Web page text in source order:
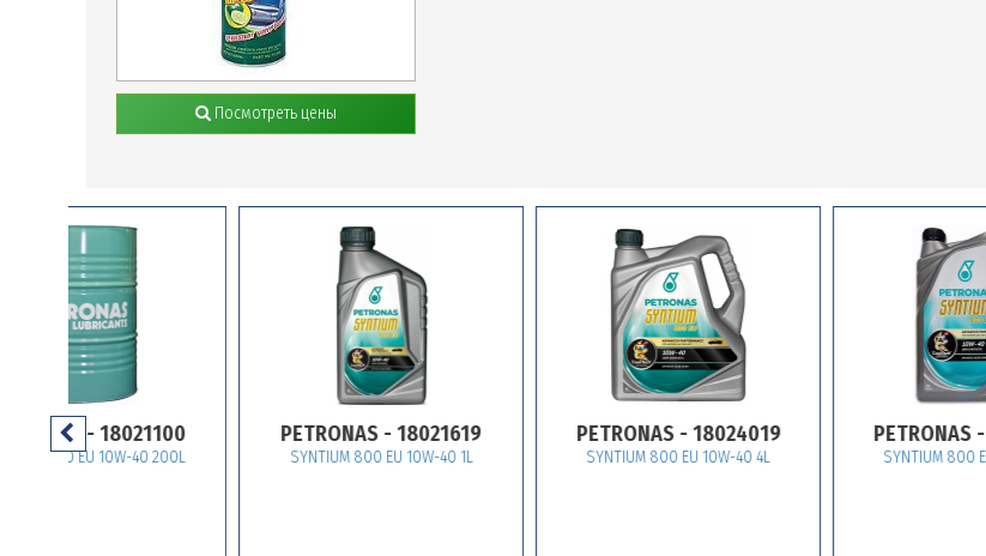
Посмотреть цены
18021100
10W-40 200L
PETRONAS - 18021619
SYNTIUM 800 EU 10W-40 1L
PETRONAS - 18024019
SYNTIUM 800 EU 10W-40 4L
PETRONAS - 18025019
SYNTIUM 800 EU 10W-40 5L